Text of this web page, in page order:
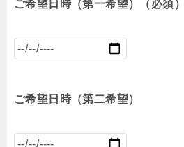
ご希望日時（第一希望）（必須）
ご希望日時（第二希望）